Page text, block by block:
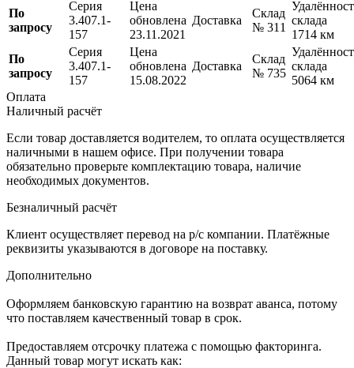
По
запросу
Серия
3.407.1-
157
Цена
обновлена
23.11.2021
Доставка
Склад
№ 311
склада
1714 км
По
запросу
Серия
3.407.1-
157
Цена
обновлена
15.08.2022
Доставка
Склад
№ 735
склада
5064 км
Оплата
Наличный расчёт
Если товар доставляется водителем, то оплата осуществляется
наличными в нашем офисе. При получении товара
обязательно проверьте комплектацию товара, наличие
необходимых документов.
Безналичный расчёт
Клиент осуществляет перевод на р/с компании. Платёжные
реквизиты указываются в договоре на поставку.
Дополнительно
Оформляем банковскую гарантию на возврат аванса, потому
что поставляем качественный товар в срок.
Предоставляем отсрочку платежа с помощью факторинга.
Данный товар могут искать как: